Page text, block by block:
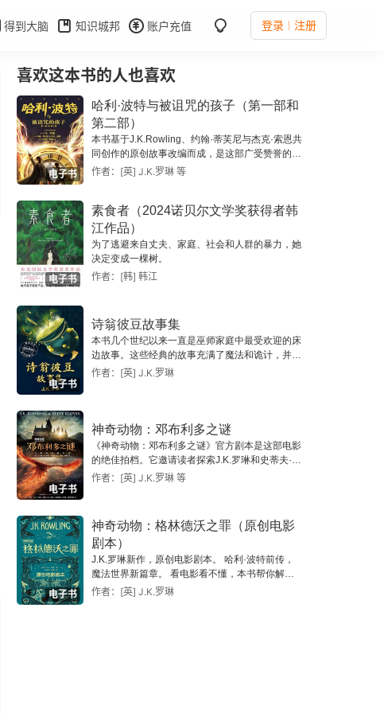
得到大脑 知识城邦 账户充值 登录 注册
喜欢这本书的人也喜欢
电子书
哈利·波特与被诅咒的孩子（第一部和
第二部）
本书基于J.K.Rowling、约翰·蒂芙尼与杰克·索恩共
同创作的原创故事改编而成，是这部广受赞誉的伦
敦西区戏剧作品的完整剧本。 此版本包含原故事
话、波特家族系谱，以及一条与《哈利·波特与被
诅咒的孩子》相关的关键时间时间线。
作者：[英] J.K.罗琳 等
电子书
素食者（2024诺贝尔文学奖获得者韩
江作品）
为了逃避来自丈夫、家庭、社会和人群的暴力，她
决定变成一棵树。
作者：[韩] 韩江
电子书
诗翁彼豆故事集
本书几个世纪以来一直是巫师家庭中最受欢迎的床
边故事。这些经典的故事充满了魔法和诡计，并且
寓教于乐；时至今日，小巫师们仍然沉迷于这些故
作者：[英] J.K.罗琳
电子书
神奇动物：邓布利多之谜
《神奇动物：邓布利多之谜》官方剧本是这部电影
的绝佳拍档。它邀请读者探索J.K.罗琳和史蒂夫·科
洛夫斯撰写的完整剧本的每一个场景。书中还特别
作者：[英] J.K.罗琳 等
电子书
神奇动物：格林德沃之罪（原创电影
剧本）
J.K.罗琳新作，原创电影剧本。 哈利·波特前传，
魔法世界新篇章。 看电影看不懂，本书帮你解开
魔法世界的深层秘密。
作者：[英] J.K.罗琳